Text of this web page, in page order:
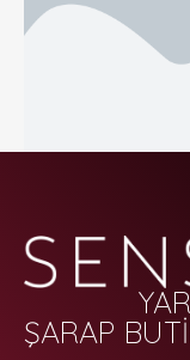
ŞARAP